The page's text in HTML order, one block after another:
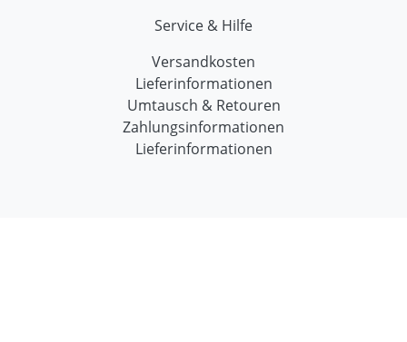
Service & Hilfe
Versandkosten
Lieferinformationen
Umtausch & Retouren
Zahlungsinformationen
Lieferinformationen